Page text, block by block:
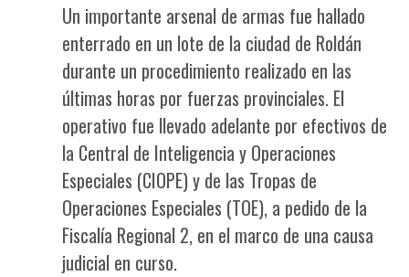
Un importante arsenal de armas fue hallado
enterrado en un lote de la ciudad de Roldán
durante un procedimiento realizado en las
últimas horas por fuerzas provinciales. El
operativo fue llevado adelante por efectivos de
la Central de Inteligencia y Operaciones
Especiales (CIOPE) y de las Tropas de
Operaciones Especiales (TOE), a pedido de la
Fiscalía Regional 2, en el marco de una causa
judicial en curso.